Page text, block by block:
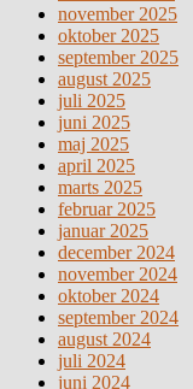
november 2025
oktober 2025
september 2025
august 2025
juli 2025
juni 2025
maj 2025
april 2025
marts 2025
februar 2025
januar 2025
december 2024
november 2024
oktober 2024
september 2024
august 2024
juli 2024
juni 2024